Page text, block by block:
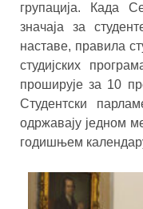
групација. Када
значаја за
наставе, правила
студијских
проширује за 10
Студентски
одржавају једном
годишњем